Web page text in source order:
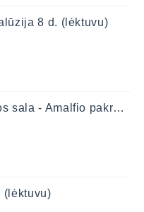
8 d. (lėktuvu)
Neapolis - Kaprio sala - Iskijos sala - Amalfio pakrantė 8 d. (lėktuvu)
(lėktuvu)